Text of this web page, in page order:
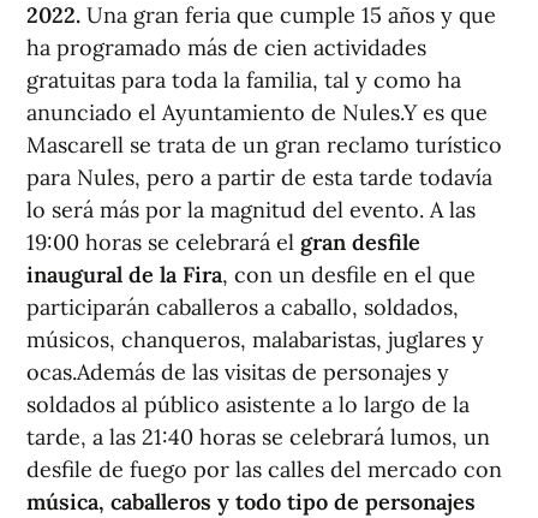
2022. Una gran feria que cumple 15 años y que
ha programado más de cien actividades
gratuitas para toda la familia, tal y como ha
anunciado el Ayuntamiento de Nules.Y es que
Mascarell se trata de un gran reclamo turístico
para Nules, pero a partir de esta tarde todavía
lo será más por la magnitud del evento. A las
19:00 horas se celebrará el gran desfile
inaugural de la Fira, con un desfile en el que
participarán caballeros a caballo, soldados,
músicos, chanqueros, malabaristas, juglares y
ocas.Además de las visitas de personajes y
soldados al público asistente a lo largo de la
tarde, a las 21:40 horas se celebrará lumos, un
desfile de fuego por las calles del mercado con
música, caballeros y todo tipo de personajes